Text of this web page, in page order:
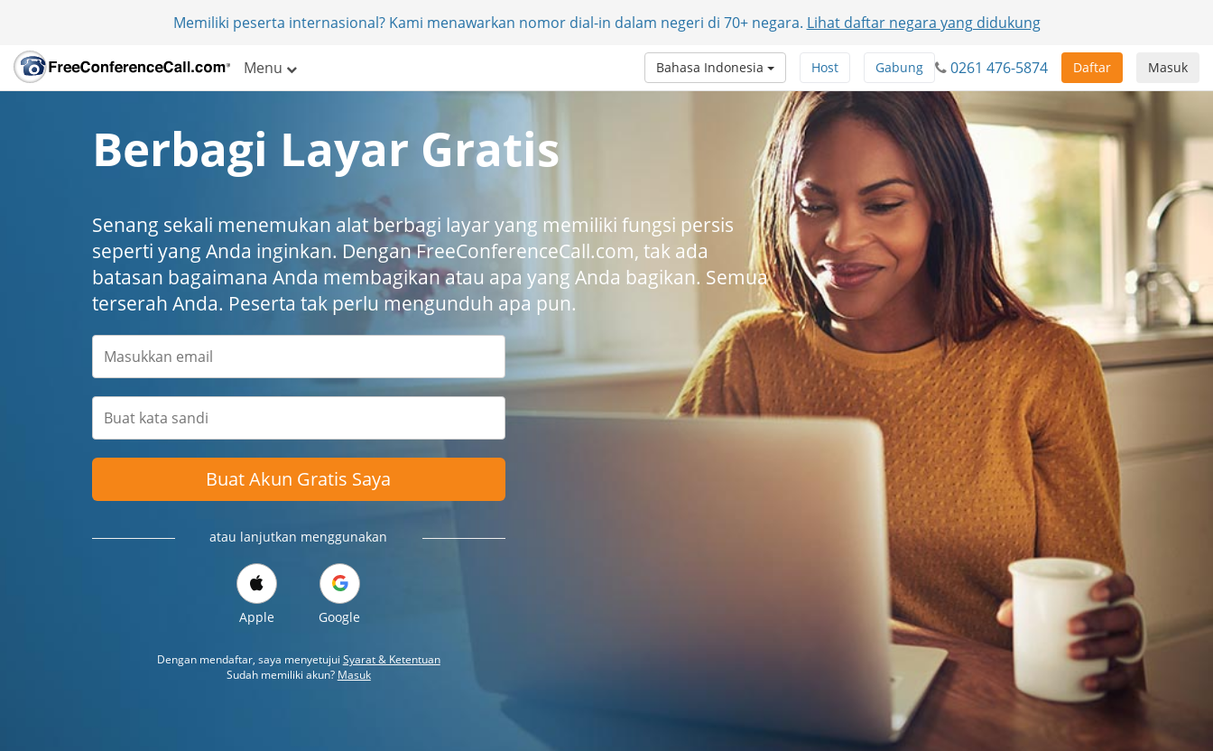
Memiliki peserta internasional? Kami menawarkan nomor dial-in dalam negeri di 70+ negara. Lihat daftar negara yang didukung
Menu Masuk
Daftar
0261 476-5874
Gabung
Host
Bahasa Indonesia
Berbagi Layar Gratis
Senang sekali menemukan alat berbagi layar yang memiliki fungsi persis
seperti yang Anda inginkan. Dengan FreeConferenceCall.com, tak ada
batasan bagaimana Anda membagikan atau apa yang Anda bagikan. Semua
terserah Anda. Peserta tak perlu mengunduh apa pun.
Buat Akun Gratis Saya
atau lanjutkan menggunakan
Apple Google
Dengan mendaftar, saya menyetujui Syarat & Ketentuan
Sudah memiliki akun? Masuk